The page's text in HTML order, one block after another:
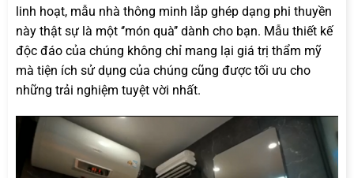
linh hoạt, mẫu nhà thông minh lắp ghép dạng phi thuyền
này thật sự là một ‘’món quà’’ dành cho bạn. Mẫu thiết kế
độc đáo của chúng không chỉ mang lại giá trị thẩm mỹ
mà tiện ích sử dụng của chúng cũng được tối ưu cho
những trải nghiệm tuyệt vời nhất.